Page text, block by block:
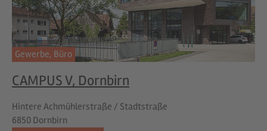
Gewerbe, Büro
CAMPUS V, Dornbirn
Hintere Achmühlerstraße / Stadtstraße
6850 Dornbirn